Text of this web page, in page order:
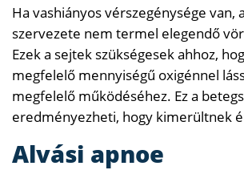
Ha vashiányos vérszegénysége van,
szervezete nem termel elegendő
Ezek a sejtek szükségesek ahhoz,
megfelelő mennyiségű oxigénnel
megfelelő működéséhez. Ez a
eredményezheti, hogy kimerültnek
Alvási apnoe